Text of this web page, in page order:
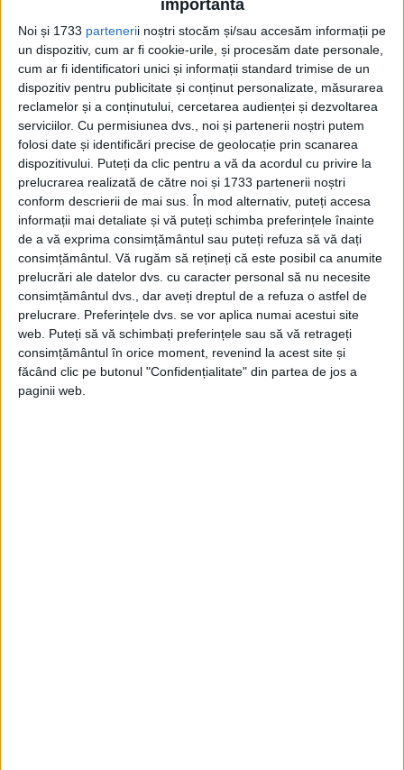
importantă
Noi și 1733 partenerii noștri stocăm și/sau accesăm informații pe
un dispozitiv, cum ar fi cookie-urile, și procesăm date personale,
cum ar fi identificatori unici și informații standard trimise de un
dispozitiv pentru publicitate și conținut personalizate, măsurarea
reclamelor și a conținutului, cercetarea audienței și dezvoltarea
serviciilor. Cu permisiunea dvs., noi și partenerii noștri putem
folosi date și identificări precise de geolocație prin scanarea
dispozitivului. Puteți da clic pentru a vă da acordul cu privire la
prelucrarea realizată de către noi și 1733 partenerii noștri
conform descrierii de mai sus. În mod alternativ, puteți accesa
informații mai detaliate și vă puteți schimba preferințele înainte
de a vă exprima consimțământul sau puteți refuza să vă dați
consimțământul. Vă rugăm să rețineți că este posibil ca anumite
prelucrări ale datelor dvs. cu caracter personal să nu necesite
consimțământul dvs., dar aveți dreptul de a refuza o astfel de
prelucrare. Preferințele dvs. se vor aplica numai acestui site
web. Puteți să vă schimbați preferințele sau să vă retrageți
consimțământul în orice moment, revenind la acest site și
făcând clic pe butonul "Confidențialitate" din partea de jos a
paginii web.
coastă să demoleze structurile altor ţări
construite pe recifuri revendicate de China
şi să inspecteze vasele străine în apele
revendicate de China.
De asemenea, noua legea le dă angajaţilor
gărzii de coastă prerogativul de a crea
zone temporare de excluziune, „după
necesităţi”, pentru a opri alte nave să
pătrundă într-o anumită regiune.